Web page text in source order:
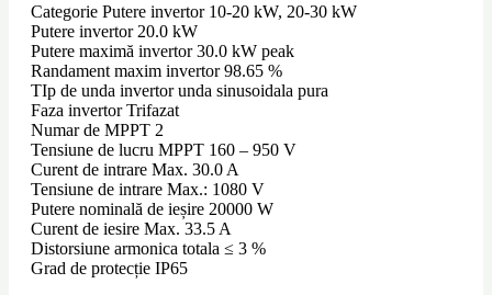
Categorie Putere invertor 10-20 kW, 20-30 kW
Putere invertor 20.0 kW
Putere maximă invertor 30.0 kW peak
Randament maxim invertor 98.65 %
TIp de unda invertor unda sinusoidala pura
Faza invertor Trifazat
Numar de MPPT 2
Tensiune de lucru MPPT 160 – 950 V
Curent de intrare Max. 30.0 A
Tensiune de intrare Max.: 1080 V
Putere nominală de ieșire 20000 W
Curent de iesire Max. 33.5 A
Distorsiune armonica totala ≤ 3 %
Grad de protecție IP65